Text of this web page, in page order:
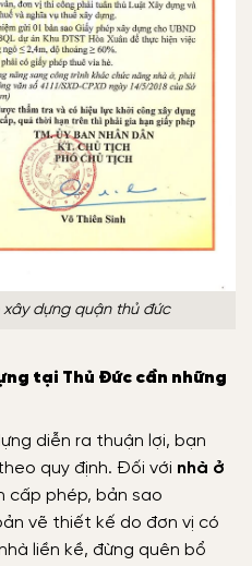
dựng quận thủ đức
tại Thủ Đức cần những
diễn ra thuận lợi, bạn
quy định. Đối với nhà ở
cấp phép, bản sao
vẽ thiết kế do đơn vị có
liền kề, đừng quên bổ